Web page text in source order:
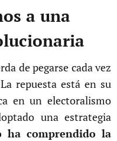
a una
de pegarse cada vez
repuesta está en su
en un electoralismo
una estrategia
ha comprendido la